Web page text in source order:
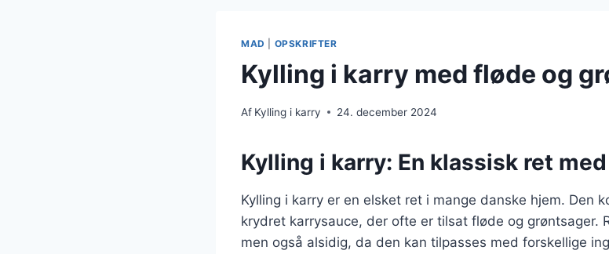
MAD OPSKRIFTER
Kylling i karry med fløde og
Af Kylling i karry 24. december 2024
Kylling i karry: En klassisk ret
Kylling i karry er en elsket ret i mange danske hjem. Den
krydret karrysauce, der ofte er tilsat fløde og grøntsager.
men også alsidig, da den kan tilpasses med forskellige